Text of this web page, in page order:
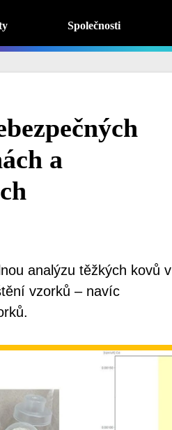
Společnosti
a
analýzu těžkých kovů v
vzorků – navíc